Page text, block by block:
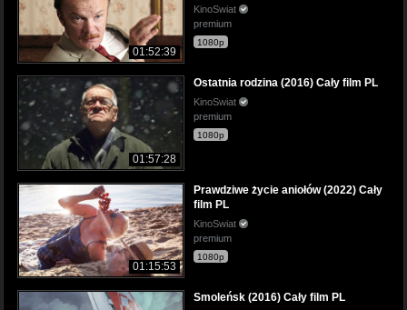
01:52:39
KinoSwiat
premium
1080p
01:57:28
Ostatnia rodzina (2016) Cały film PL
KinoSwiat
premium
1080p
01:15:53
Prawdziwe życie aniołów (2022) Cały
film PL
KinoSwiat
premium
1080p
Smoleńsk (2016) Cały film PL